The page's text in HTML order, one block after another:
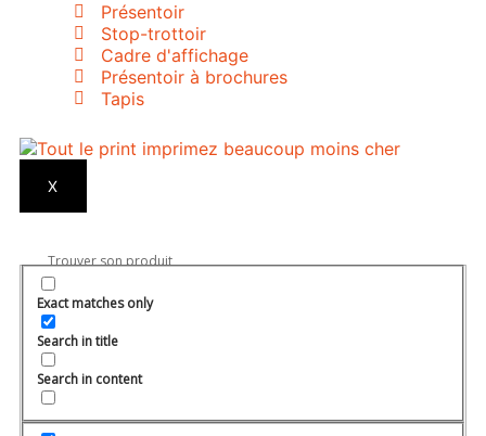
Présentoir
Stop-trottoir
Cadre d'affichage
Présentoir à brochures
Tapis
X
Exact matches only
Search in title
Search in content